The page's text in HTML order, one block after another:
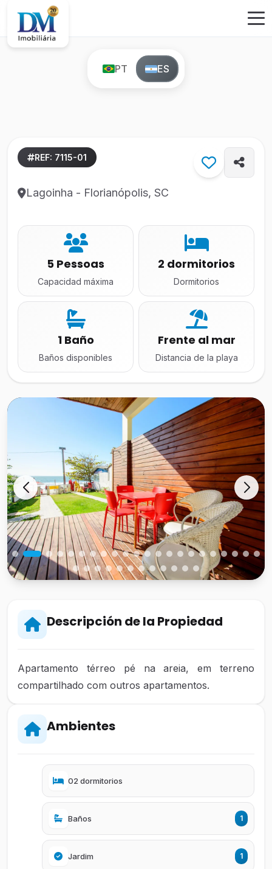
PT ES
REF: 7115-01
Lagoinha - Florianópolis, SC
5 Pessoas
Capacidad máxima
2 dormitorios
Dormitorios
1 Baño
Baños disponibles
Frente al mar
Distancia de la playa
Descripción de la Propiedad
Apartamento térreo pé na areia, em terreno
compartilhado com outros apartamentos.
Ambientes
02 dormitorios
Baños 1
Jardim 1